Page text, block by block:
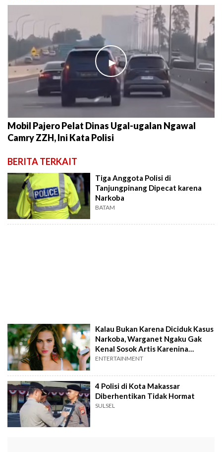
►
Mobil Pajero Pelat Dinas Ugal-ugalan Ngawal
Camry ZZH, Ini Kata Polisi
BERITA TERKAIT
Tiga Anggota Polisi di
Tanjungpinang Dipecat karena
Narkoba
BATAM
Kalau Bukan Karena Diciduk Kasus
Narkoba, Warganet Ngaku Gak
Kenal Sosok Artis Karenina
Anderson
ENTERTAINMENT
4 Polisi di Kota Makassar
Diberhentikan Tidak Hormat
SULSEL